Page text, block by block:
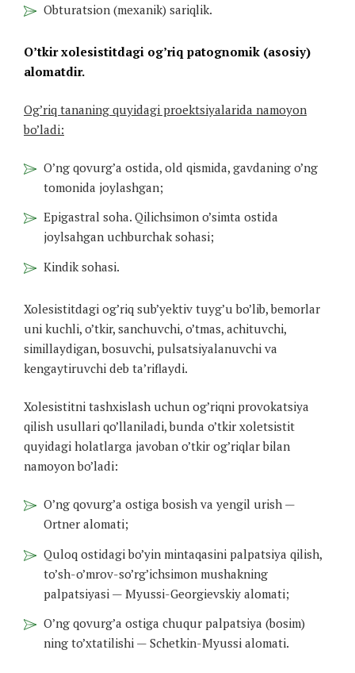
Obturatsion (mexanik) sariqlik.
O’tkir xolesistitdagi og’riq patognomik (asosiy)
alomatdir.
Og’riq tananing quyidagi proektsiyalarida namoyon
bo’ladi:
O’ng qovurg’a ostida, old qismida, gavdaning o’ng
tomonida joylashgan;
Epigastral soha. Qilichsimon o’simta ostida
joylsahgan uchburchak sohasi;
Kindik sohasi.
Xolesistitdagi og’riq sub’yektiv tuyg’u bo’lib, bemorlar
uni kuchli, o’tkir, sanchuvchi, o’tmas, achituvchi,
simillaydigan, bosuvchi, pulsatsiyalanuvchi va
kengaytiruvchi deb ta’riflaydi.
Xolesistitni tashxislash uchun og’riqni provokatsiya
qilish usullari qo’llaniladi, bunda o’tkir xoletsistit
quyidagi holatlarga javoban o’tkir og’riqlar bilan
namoyon bo’ladi:
O’ng qovurg’a ostiga bosish va yengil urish —
Ortner alomati;
Quloq ostidagi bo’yin mintaqasini palpatsiya qilish,
to’sh-o’mrov-so’rg’ichsimon mushakning
palpatsiyasi — Myussi-Georgievskiy alomati;
O’ng qovurg’a ostiga chuqur palpatsiya (bosim)
ning to’xtatilishi — Schetkin-Myussi alomati.